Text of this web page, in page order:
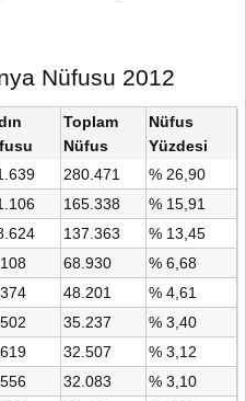
Nüfusu 2012
Toplam
Nüfus
Nüfus
Yüzdesi
280.471
% 26,90
165.338
% 15,91
137.363
% 13,45
68.930
% 6,68
48.201
% 4,61
35.237
% 3,40
32.507
% 3,12
32.083
% 3,10